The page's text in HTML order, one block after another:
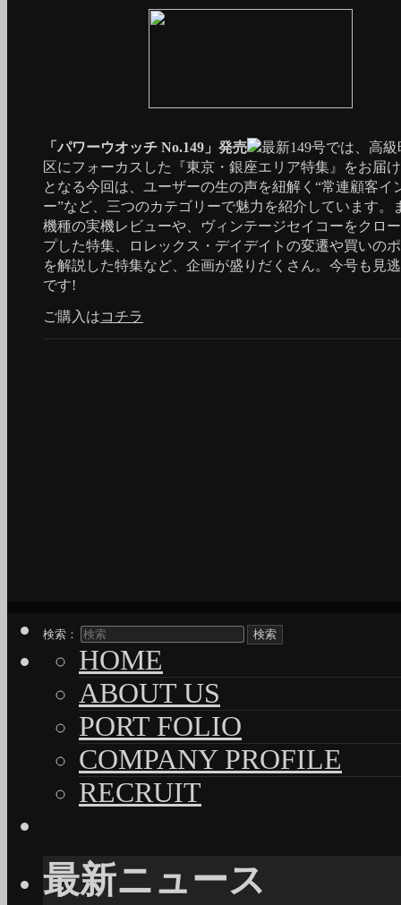
「パワーウオッチ No.149」発売
最新149号では、高
区にフォーカスした『東京・銀座エリア特集』をお届
となる今回は、ユーザーの生の声を紐解く“常連顧客イ
ー”など、三つのカテゴリーで魅力を紹介しています。
機種の実機レビューや、ヴィンテージセイコーをクロ
プした特集、ロレックス・デイデイトの変遷や買いの
を解説した特集など、企画が盛りだくさん。今号も見
です!
ご購入はコチラ
検索：
HOME
ABOUT US
PORT FOLIO
COMPANY PROFILE
RECRUIT
最新ニュース